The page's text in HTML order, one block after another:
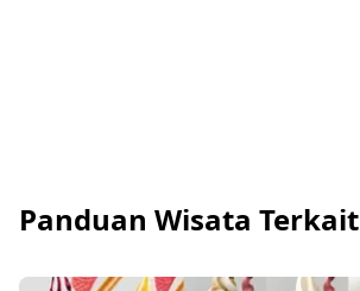
Panduan Wisata Terkait